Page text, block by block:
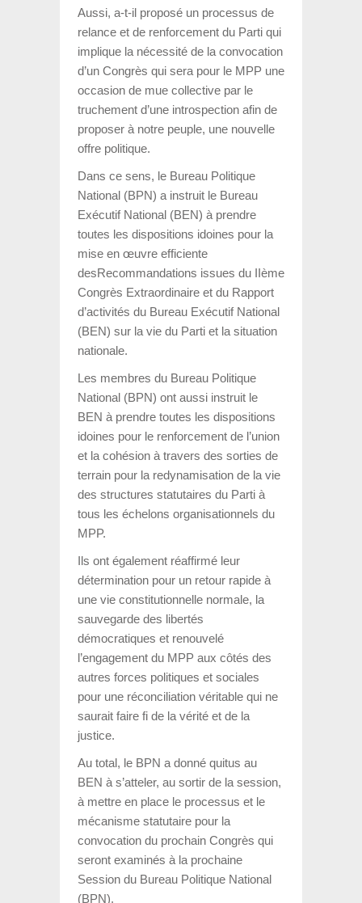
Aussi, a-t-il proposé un processus de
relance et de renforcement du Parti qui
implique la nécessité de la convocation
d’un Congrès qui sera pour le MPP une
occasion de mue collective par le
truchement d’une introspection afin de
proposer à notre peuple, une nouvelle
offre politique.
Dans ce sens, le Bureau Politique
National (BPN) a instruit le Bureau
Exécutif National (BEN) à prendre
toutes les dispositions idoines pour la
mise en œuvre efficiente
desRecommandations issues du IIème
Congrès Extraordinaire et du Rapport
d’activités du Bureau Exécutif National
(BEN) sur la vie du Parti et la situation
nationale.
Les membres du Bureau Politique
National (BPN) ont aussi instruit le
BEN à prendre toutes les dispositions
idoines pour le renforcement de l’union
et la cohésion à travers des sorties de
terrain pour la redynamisation de la vie
des structures statutaires du Parti à
tous les échelons organisationnels du
MPP.
Ils ont également réaffirmé leur
détermination pour un retour rapide à
une vie constitutionnelle normale, la
sauvegarde des libertés
démocratiques et renouvelé
l’engagement du MPP aux côtés des
autres forces politiques et sociales
pour une réconciliation véritable qui ne
saurait faire fi de la vérité et de la
justice.
Au total, le BPN a donné quitus au
BEN à s’atteler, au sortir de la session,
à mettre en place le processus et le
mécanisme statutaire pour la
convocation du prochain Congrès qui
seront examinés à la prochaine
Session du Bureau Politique National
(BPN).